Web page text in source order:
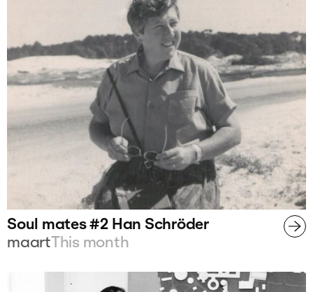
Soul mates #2 Han Schröder
maartThis month